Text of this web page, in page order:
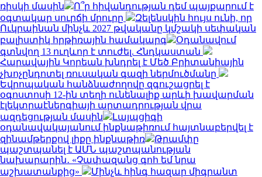
ռիսկի մասին
Ո՞ր հիվանդության դեմ պայքարում է
օգտակար սուրճի մրուրը
Զելենսկին հույս ունի, որ
Ուկրաինան մինչև 2027 թվականը կմշակի սեփական
բալիստիկ հրթիռային համակարգ
Օդանավում
գտնվող 13 ուղևոր է տուժել. Հնդկաստան
Հարավային Կորեան խնդրել է Մեծ Բրիտանիային
չխոչընդոտել ռուսական գազի ներմուծմանը
Եվրոպական հանձնաժողովը զգուշացրել է
օգոստոսի 12-ին տեղի ունենալիք արևի խավարման
էլեկտրաէներգիայի արտադրության վրա
ազդեցության մասին
Լայպցիգի
օդանավակայանում ինքնաթիռում հայտնաբերվել է
զինամթերքով լիքը ինքնաթիռ
Թրամփը
պաշտպանել է ԱՄՆ պաշտպանության
նախարարին․ «Չափազանց գոհ եմ նրա
աշխատանքից»
Մինչև հինգ հազար միգրանտ